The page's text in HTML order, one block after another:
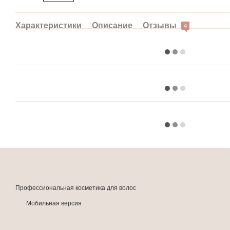
Характеристики Описание Отзывы 4
Профессиональная косметика для волос
Мобильная версия